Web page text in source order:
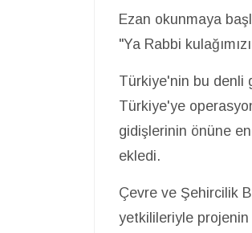
Ezan okunmaya
"Ya Rabbi
Türkiye'nin bu denli
Türkiye'ye
gidişlerinin önüne
ekledi.
Çevre ve Şehircilik
yetkilileriyle projenin